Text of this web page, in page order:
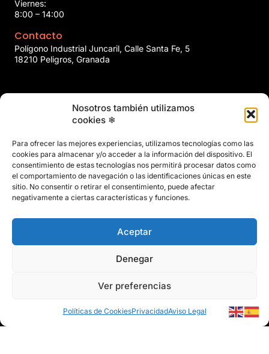
Nosotros también utilizamos
cookies ❄
Para ofrecer las mejores experiencias, utilizamos tecnologías como las
cookies para almacenar y/o acceder a la información del dispositivo. El
consentimiento de estas tecnologías nos permitirá procesar datos como
el comportamiento de navegación o las identificaciones únicas en este
sitio. No consentir o retirar el consentimiento, puede afectar
negativamente a ciertas características y funciones.
Aceptar
Denegar
Ver preferencias
Políticas de CookiesPrivacidadAviso Legal
Viernes:
8:00 – 14:00
Contacto
Polígono Industrial Juncaril, Calle Santa Fe, 5
18210 Peligros, Granada
marin@marinclimatizacion.com
Política de Calidad, Medio Ambiente y Seguridad y Salud en
el Trabajo
Aviso Legal
Privacidad
Políticas de Cookies